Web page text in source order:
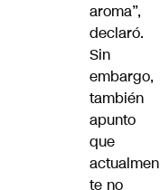
aroma”,
declaró.
Sin
embargo,
también
apunto
que
actualmen
te no